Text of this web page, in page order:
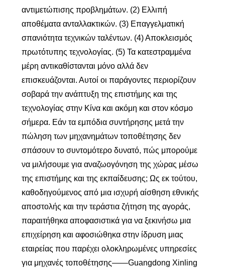
αντιμετώπισης προβλημάτων. (2) Ελλιπή
αποθέματα ανταλλακτικών. (3) Επαγγελματική
σπανιότητα τεχνικών ταλέντων. (4) Αποκλεισμός
πρωτότυπης τεχνολογίας. (5) Τα κατεστραμμένα
μέρη αντικαθίστανται μόνο αλλά δεν
επισκευάζονται. Αυτοί οι παράγοντες περιορίζουν
σοβαρά την ανάπτυξη της επιστήμης και της
τεχνολογίας στην Κίνα και ακόμη και στον κόσμο
σήμερα. Εάν τα εμπόδια συντήρησης μετά την
πώληση των μηχανημάτων τοποθέτησης δεν
σπάσουν το συντομότερο δυνατό, πώς μπορούμε
να μιλήσουμε για αναζωογόνηση της χώρας μέσω
της επιστήμης και της εκπαίδευσης; Ως εκ τούτου,
καθοδηγούμενος από μια ισχυρή αίσθηση εθνικής
αποστολής και την τεράστια ζήτηση της αγοράς,
παραιτήθηκα αποφασιστικά για να ξεκινήσω μια
επιχείρηση και αφοσιώθηκα στην ίδρυση μιας
εταιρείας που παρέχει ολοκληρωμένες υπηρεσίες
για μηχανές τοποθέτησης——Guangdong Xinling